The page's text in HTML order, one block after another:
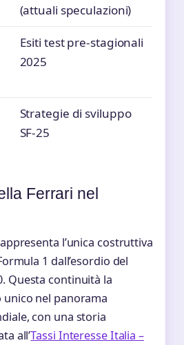
(attuali speculazioni)
Esiti test pre-stagionali
2025
Strategie di sviluppo
SF-25
Ferrari nel
l’unica costruttiva
1 dall’esordio del
Questa continuità la
unico nel panorama
con una storia
all’Tassi Interesse Italia –